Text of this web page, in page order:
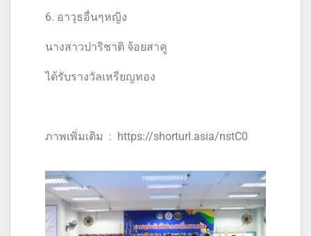
6. อาวุธอื่นๆหญิง
นางสาวปาริชาติ จ้อยสาคู
ได้รับรางวัลเหรียญทอง
ภาพเพิ่มเติม : https://shorturl.asia/nstC0